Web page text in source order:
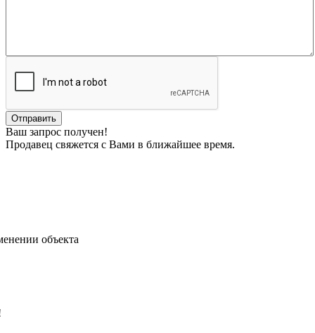
Ваш запрос получен!
Продавец свяжется с Вами в ближайшее время.
объекта